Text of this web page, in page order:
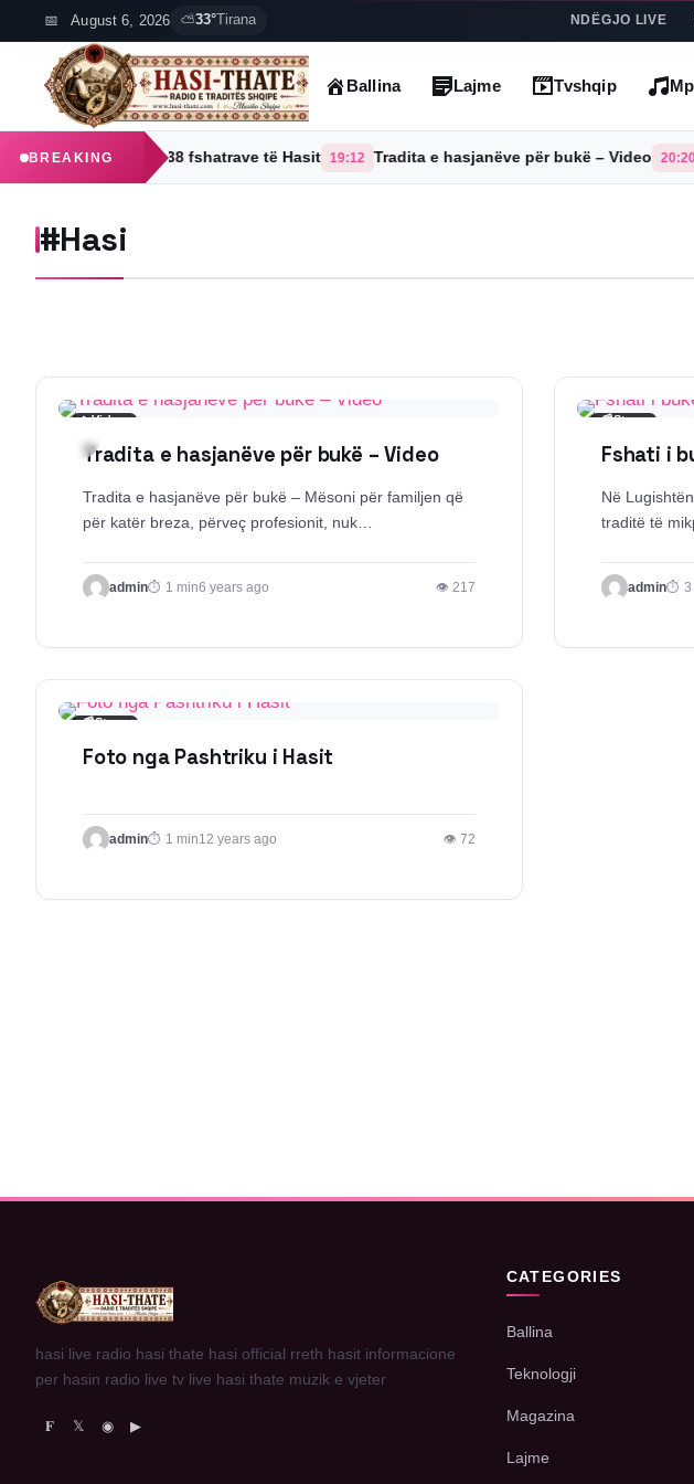
to
content
August 6, 2026 ⛅33° Tirana NDËGJO LIVE
Ballina Lajme Tvshqip
BREAKING
Planejë një prej 38 fshatrave të Hasit 19:12 Tradita e hasjanëve për bukë – Video 20:20
#Hasi
▶Video
Tradita e hasjanëve për bukë – Video
Tradita e hasjanëve për bukë – Mësoni për familjen që
për katër breza, përveç profesionit, nuk…
admin 1 min6 years ago 👁 217
📰Story
Fshati i
Në
traditë të
admin 3
📰Story
Foto nga Pashtriku i Hasit
admin 1 min12 years ago 👁 72
hasi live radio hasi thate hasi official rreth hasit informacione
per hasin radio live tv live hasi thate muzik e vjeter
𝐅 𝕏 ◉ ▶
CATEGORIES
Ballina
Teknologji
Magazina
Lajme